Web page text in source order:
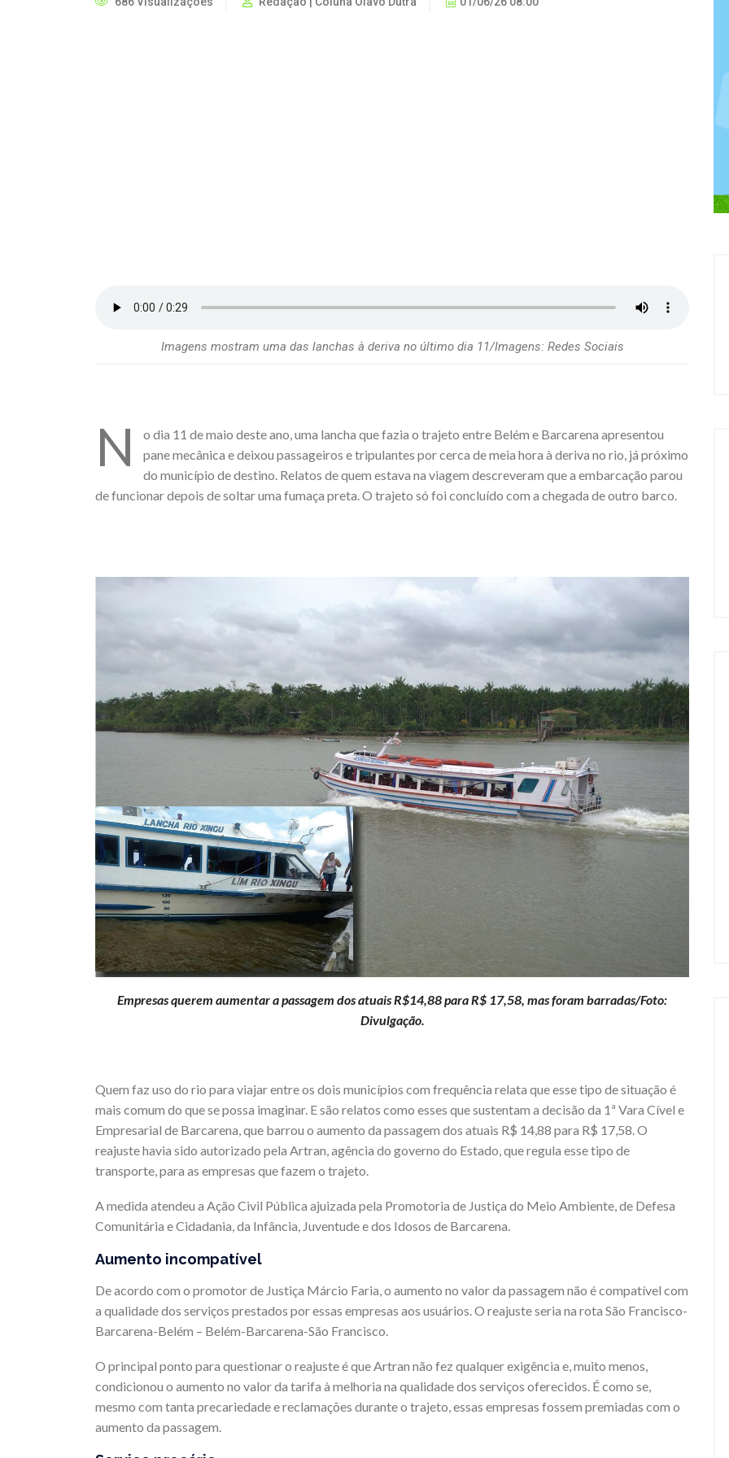
Imagens mostram uma das lanchas à deriva no último dia 11/Imagens: Redes Sociais
N
o dia 11 de maio deste ano, uma lancha que fazia o trajeto entre Belém e Barcarena apresentou
pane mecânica e deixou passageiros e tripulantes por cerca de meia hora à deriva no rio, já próximo
do município de destino. Relatos de quem estava na viagem descreveram que a embarcação parou
de funcionar depois de soltar uma fumaça preta. O trajeto só foi concluído com a chegada de outro barco.
Empresas querem aumentar a passagem dos atuais R$14,88 para R$ 17,58, mas foram barradas/Foto:
Divulgação.
Quem faz uso do rio para viajar entre os dois municípios com frequência relata que esse tipo de situação é
mais comum do que se possa imaginar. E são relatos como esses que sustentam a decisão da 1ª Vara Cível e
Empresarial de Barcarena, que barrou o aumento da passagem dos atuais R$ 14,88 para R$ 17,58. O
reajuste havia sido autorizado pela Artran, agência do governo do Estado, que regula esse tipo de
transporte, para as empresas que fazem o trajeto.
A medida atendeu a Ação Civil Pública ajuizada pela Promotoria de Justiça do Meio Ambiente, de Defesa
Comunitária e Cidadania, da Infância, Juventude e dos Idosos de Barcarena.
Aumento incompatível
De acordo com o promotor de Justiça Márcio Faria, o aumento no valor da passagem não é compatível com
a qualidade dos serviços prestados por essas empresas aos usuários. O reajuste seria na rota São Francisco-
Barcarena-Belém – Belém-Barcarena-São Francisco.
O principal ponto para questionar o reajuste é que Artran não fez qualquer exigência e, muito menos,
condicionou o aumento no valor da tarifa à melhoria na qualidade dos serviços oferecidos. É como se,
mesmo com tanta precariedade e reclamações durante o trajeto, essas empresas fossem premiadas com o
aumento da passagem.